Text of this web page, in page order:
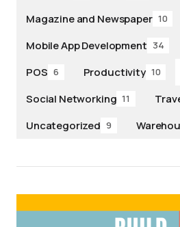
Magazine and Newspaper 10
Mobile App Development 34
POS 6 Productivity 10
Social Networking 11
Uncategorized 9